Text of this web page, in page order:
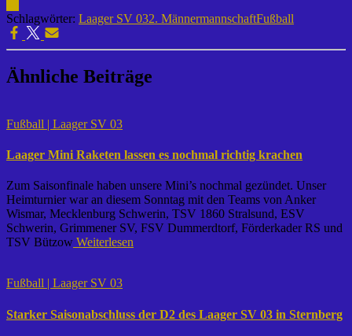
Schlagwörter: Laager SV 032. MännermannschaftFußball
Ähnliche Beiträge
Fußball | Laager SV 03
Laager Mini Raketen lassen es nochmal richtig krachen
Zum Saisonfinale haben unsere Mini’s nochmal gezündet. Unser
Heimturnier war an diesem Sonntag mit den Teams von Anker
Wismar, Mecklenburg Schwerin, TSV 1860 Stralsund, ESV
Schwerin, Grimmener SV, FSV Dummerdtorf, Förderkader RS und
TSV Bützow Weiterlesen
Fußball | Laager SV 03
Starker Saisonabschluss der D2 des Laager SV 03 in Sternberg